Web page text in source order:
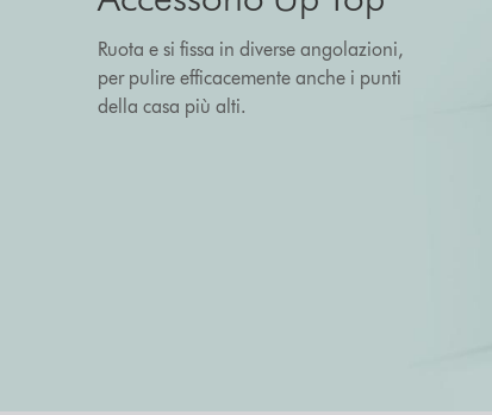
Ruota e si fissa in diverse angolazioni,
per pulire efficacemente anche i punti
della casa più alti.